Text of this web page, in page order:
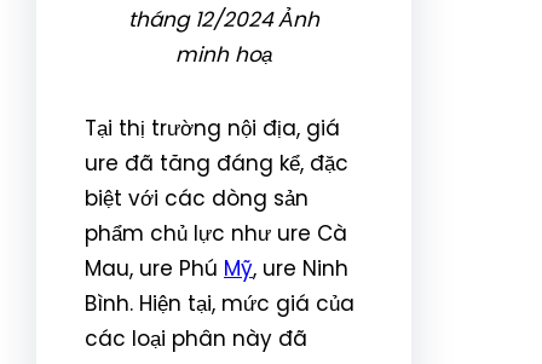
tháng 12/2024 Ảnh
minh hoạ
Tại thị trường nội địa, giá
ure đã tăng đáng kể, đặc
biệt với các dòng sản
phẩm chủ lực như ure Cà
Mau, ure Phú Mỹ, ure Ninh
Bình. Hiện tại, mức giá của
các loại phân này đã